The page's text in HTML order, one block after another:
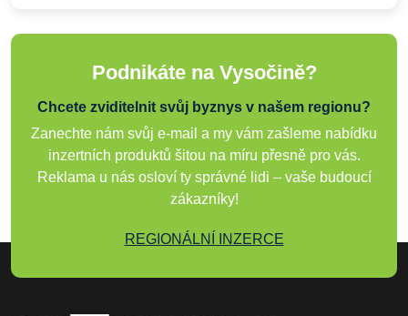
Podnikáte na Vysočině?
Chcete zviditelnit svůj byznys v našem regionu?
Zanechte nám svůj e-mail a my vám zašleme nabídku
inzertních produktů šitou na míru přesně pro vás.
Reklama u nás osloví ty správné lidi – vaše budoucí
zákazníky!
REGIONÁLNÍ INZERCE